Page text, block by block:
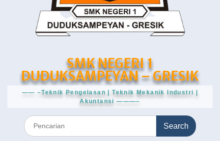
SMK NEGERI 1
DUDUKSAMPEYAN – GRESIK
—— –Teknik Pengelasan | Teknik Mekanik Industri |
Akuntansi ———–
Search
for: